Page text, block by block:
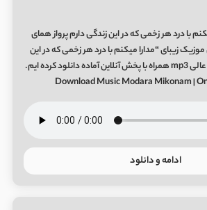
با درد هر زخمی که در این زندگی دارم پرواز همای
زیبای “مدارا میکنم با درد هر زخمی که در این
زندگی دارم” را با کیفیت عالی mp3 همراه با پخش آنلاین آماده دانلود کرده ایم.
Download Music Modara Mikonam |
ادامه و دانلود